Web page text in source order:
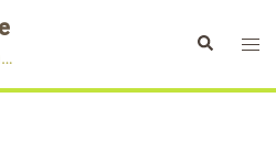
Rechercher